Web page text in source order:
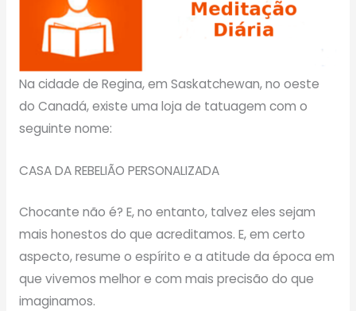
Na cidade de Regina, em Saskatchewan, no oeste
do Canadá, existe uma loja de tatuagem com o
seguinte nome:
CASA DA REBELIÃO PERSONALIZADA
Chocante não é? E, no entanto, talvez eles sejam
mais honestos do que acreditamos. E, em certo
aspecto, resume o espírito e a atitude da época em
que vivemos melhor e com mais precisão do que
imaginamos.